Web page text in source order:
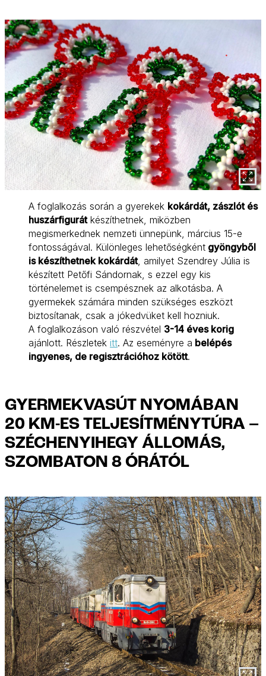
A foglalkozás során a gyerekek kokárdát, zászlót és
huszárfigurátkészíthetnek, miközben
megismerkednek nemzeti ünnepünk, március 15-e
fontosságával. Különleges lehetőségként gyöngyből
is készíthetnek kokárdát, amilyet Szendrey Júlia is
készített Petőfi Sándornak, s ezzel egy kis
történelemet is csempésznek az alkotásba. A
gyermekek számára minden szükséges eszközt
biztosítanak, csak a jókedvüket kell hozniuk.
A foglalkozáson való részvétel 3-14 éves korig
ajánlott. Részletek itt. Az eseményre a belépés
ingyenes, de regisztrációhoz kötött.
GYERMEKVASÚT NYOMÁBAN
20 KM-ES TELJESÍTMÉNYTÚRA –
SZÉCHENYIHEGY ÁLLOMÁS,
SZOMBATON 8 ÓRÁTÓL